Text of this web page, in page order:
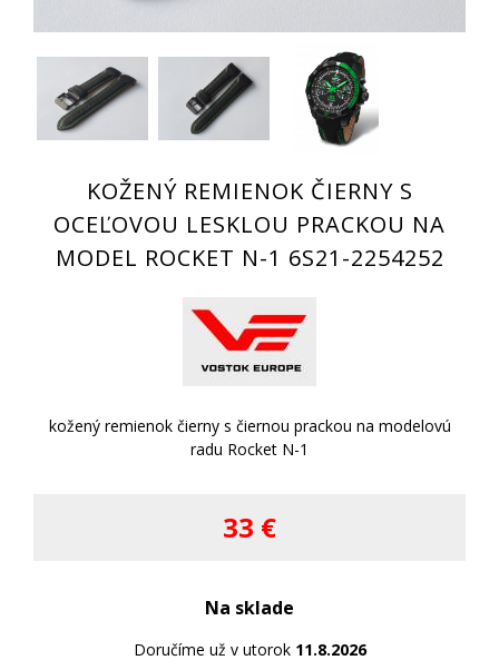
KOŽENÝ REMIENOK ČIERNY S
OCEĽOVOU LESKLOU PRACKOU NA
MODEL ROCKET N-1 6S21-2254252
kožený remienok čierny s čiernou prackou na modelovú
radu Rocket N-1
33 €
Na sklade
Doručíme už v utorok 11.8.2026